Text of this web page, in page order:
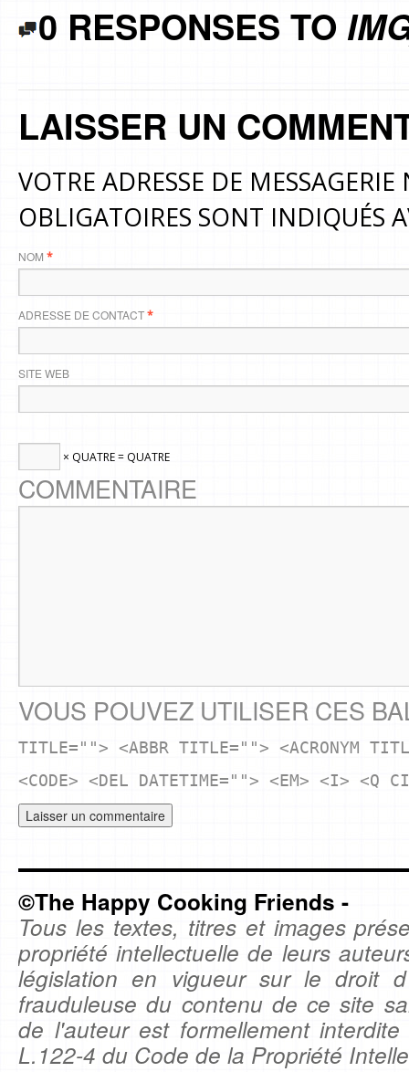
0 RESPONSES TO
LAISSER UN
VOTRE ADRESSE DE
OBLIGATOIRES SONT INDIQUÉS
NOM *
ADRESSE DE CONTACT*
SITE WEB
× QUATRE = QUATRE
COMMENTAIRE
VOUS POUVEZ UTILISER CES
TITLE=""> <ABBR TITLE=""> <ACRONYM
<CODE> <DEL DATETIME=""> <EM> <I> <Q
©The Happy Cooking Friends -
Tous les textes, titres et images
propriété intellectuelle de leurs
législation en vigueur sur le droit
frauduleuse du contenu de ce site
de l'auteur est formellement
L.122-4 du Code de la Propriété